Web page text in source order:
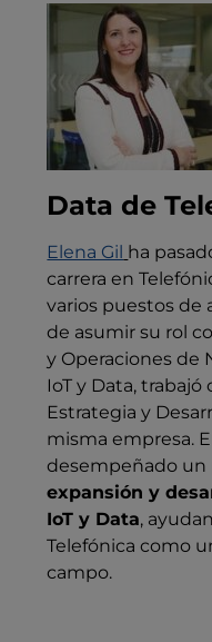
Data de
Elena Gil ha
carrera en
varios puestos de
de asumir su rol
y Operaciones de
IoT y Data,
Estrategia y
misma empresa.
desempeñado un
expansión y
IoT y Data,
Telefónica como
campo.